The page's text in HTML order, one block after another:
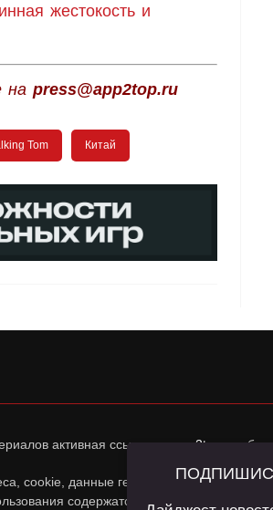
жестокость и
на press@app2top.ru
Tom Китай
активная ссылка наapp2top.ru
cookie, данные геолокации
содержатся в
Политике